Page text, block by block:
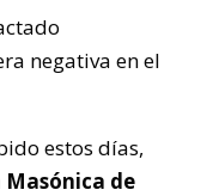
negativa en el
estos días,
Masónica de